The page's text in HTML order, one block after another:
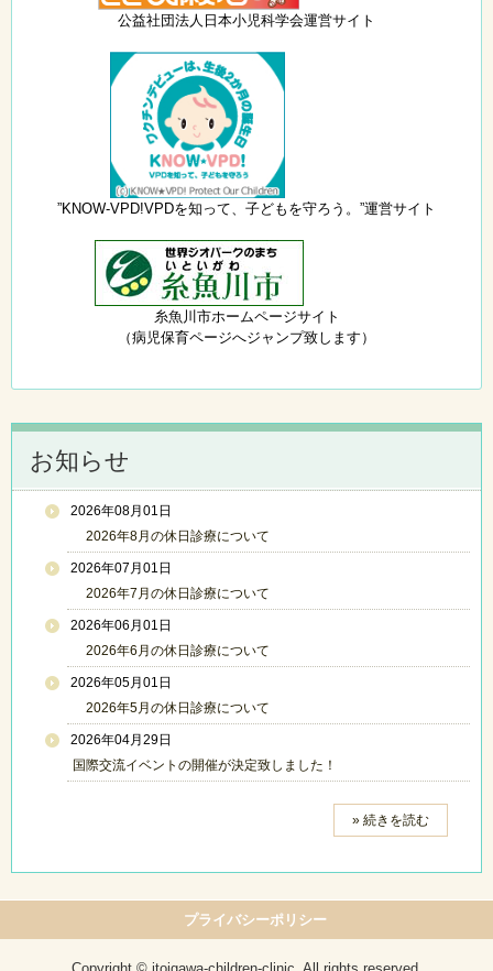
公益社団法人日本小児科学会運営サイト
”KNOW-VPD!VPDを知って、子どもを守ろう。”運営サイト
糸魚川市ホームページサイト
（病児保育ページへジャンプ致します）
お知らせ
2026年08月01日
2026年8月の休日診療について
2026年07月01日
2026年7月の休日診療について
2026年06月01日
2026年6月の休日診療について
2026年05月01日
2026年5月の休日診療について
2026年04月29日
国際交流イベントの開催が決定致しました！
» 続きを読む
プライバシーポリシー